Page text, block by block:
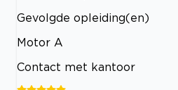
Gevolgde opleiding(en)
Motor A
Contact met kantoor